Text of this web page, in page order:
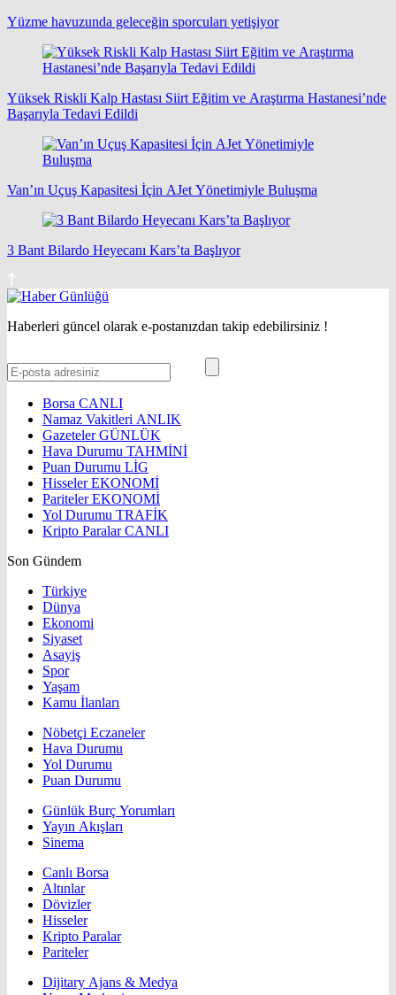
Yüzme havuzunda geleceğin sporcuları yetişiyor
Yüksek Riskli Kalp Hastası Siirt Eğitim ve Araştırma Hastanesi’nde
Başarıyla Tedavi Edildi
Van’ın Uçuş Kapasitesi İçin AJet Yönetimiyle Buluşma
3 Bant Bilardo Heyecanı Kars’ta Başlıyor
Haberleri güncel olarak e-postanızdan takip edebilirsiniz !
Borsa CANLI
Namaz Vakitleri ANLIK
GazetelerGÜNLÜK
Hava Durumu TAHMİNİ
Puan Durumu LİG
HisselerEKONOMİ
ParitelerEKONOMİ
Yol Durumu TRAFİK
Kripto ParalarCANLI
Son Gündem
Türkiye
Dünya
Ekonomi
Siyaset
Asayiş
Spor
Yaşam
Kamu İlanları
Nöbetçi Eczaneler
Hava Durumu
Yol Durumu
Puan Durumu
Günlük Burç Yorumları
Yayın Akışları
Sinema
Canlı Borsa
Altınlar
Dövizler
Hisseler
Kripto Paralar
Pariteler
Dijitary Ajans & Medya